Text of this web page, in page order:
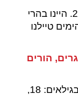
עשרה ימים באמצע-סוף יולי 2018. היינו בהרי
הימים טיילנו
הורים
משפחה של 2 הורים, ו- 3 ילדים בגילאים: 18,